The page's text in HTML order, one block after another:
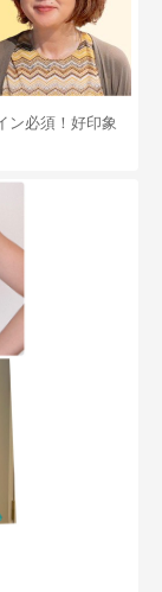
ン必須！好印象